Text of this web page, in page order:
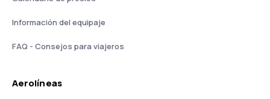
Información del equipaje
FAQ - Consejos para viajeros
Aerolíneas